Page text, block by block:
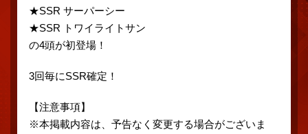
★SSR サーパーシー
★SSR トワイライトサン
の4頭が初登場！
3回毎にSSR確定！
【注意事項】
※本掲載内容は、予告なく変更する場合がございま